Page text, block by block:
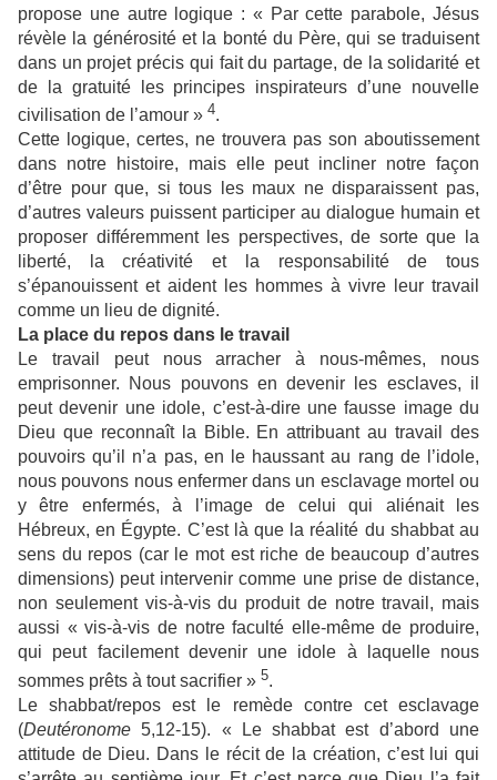
propose une autre logique : « Par cette parabole, Jésus
révèle la générosité et la bonté du Père, qui se traduisent
dans un projet précis qui fait du partage, de la solidarité et
de la gratuité les principes inspirateurs d’une nouvelle
civilisation de l’amour » 4.
Cette logique, certes, ne trouvera pas son aboutissement
dans notre histoire, mais elle peut incliner notre façon
d’être pour que, si tous les maux ne disparaissent pas,
d’autres valeurs puissent participer au dialogue humain et
proposer différemment les perspectives, de sorte que la
liberté, la créativité et la responsabilité de tous
s’épanouissent et aident les hommes à vivre leur travail
comme un lieu de dignité.
La place du repos dans le travail
Le travail peut nous arracher à nous-mêmes, nous
emprisonner. Nous pouvons en devenir les esclaves, il
peut devenir une idole, c’est-à-dire une fausse image du
Dieu que reconnaît la Bible. En attribuant au travail des
pouvoirs qu’il n’a pas, en le haussant au rang de l’idole,
nous pouvons nous enfermer dans un esclavage mortel ou
y être enfermés, à l’image de celui qui aliénait les
Hébreux, en Égypte. C’est là que la réalité du shabbat au
sens du repos (car le mot est riche de beaucoup d’autres
dimensions) peut intervenir comme une prise de distance,
non seulement vis-à-vis du produit de notre travail, mais
aussi « vis-à-vis de notre faculté elle-même de produire,
qui peut facilement devenir une idole à laquelle nous
sommes prêts à tout sacrifier » 5.
Le shabbat/repos est le remède contre cet esclavage
(Deutéronome 5,12-15). « Le shabbat est d’abord une
attitude de Dieu. Dans le récit de la création, c’est lui qui